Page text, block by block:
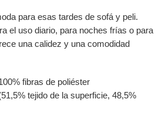
para esas tardes de sofá y peli.
el uso diario, para noches frías o para
una calidez y una comodidad
fibras de poliéster
tejido de la superficie, 48,5%